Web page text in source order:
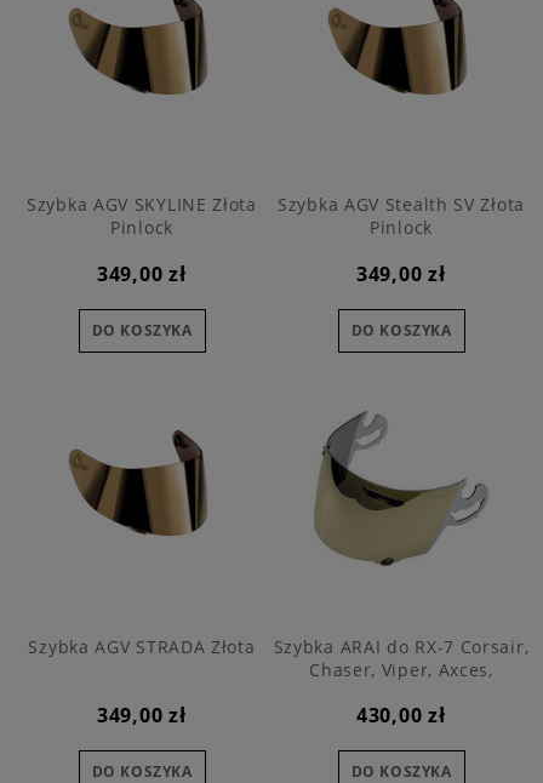
Szybka AGV SKYLINE Złota
Pinlock
349,00 zł
DO KOSZYKA
Szybka AGV Stealth SV Złota
Pinlock
349,00 zł
DO KOSZYKA
Szybka AGV STRADA Złota
349,00 zł
DO KOSZYKA
Szybka ARAI do RX-7 Corsair,
Chaser, Viper, Axces,
430,00 zł
DO KOSZYKA